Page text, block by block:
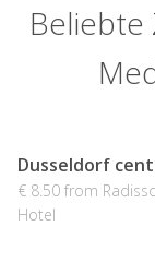
Beliebte
Dusseldorf
€ 8.50 from
Hotel